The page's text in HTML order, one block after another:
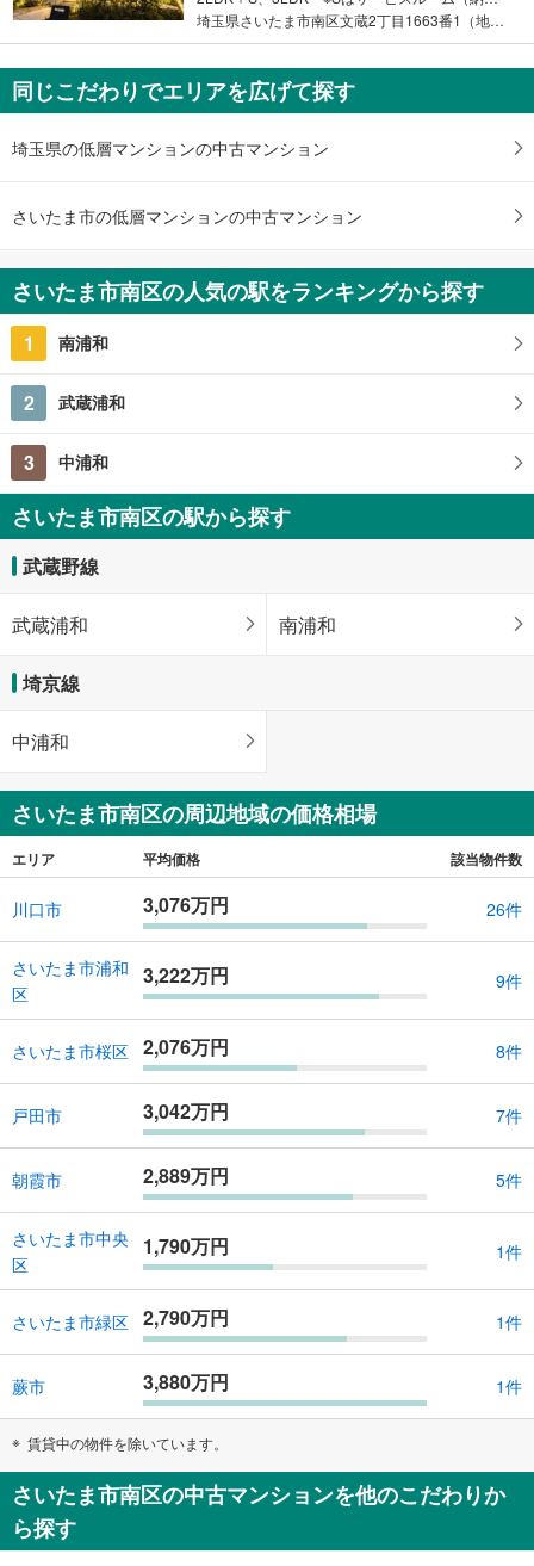
埼玉県さいたま市南区文蔵2丁目1663番1（地番）
同じこだわりでエリアを広げて探す
埼玉県の低層マンションの中古マンション
さいたま市の低層マンションの中古マンション
さいたま市南区の人気の駅をランキングから探す
1 南浦和
2 武蔵浦和
3 中浦和
さいたま市南区の駅から探す
武蔵野線
武蔵浦和 南浦和
埼京線
中浦和
さいたま市南区の周辺地域の価格相場
エリア 平均価格 該当物件数
川口市 3,076万円 26件
さいたま市浦和
区
3,222万円 9件
さいたま市桜区 2,076万円 8件
戸田市 3,042万円 7件
朝霞市 2,889万円 5件
さいたま市中央
区
1,790万円 1件
さいたま市緑区 2,790万円 1件
蕨市 3,880万円 1件
賃貸中の物件を除いています。
さいたま市南区の中古マンションを他のこだわりか
ら探す